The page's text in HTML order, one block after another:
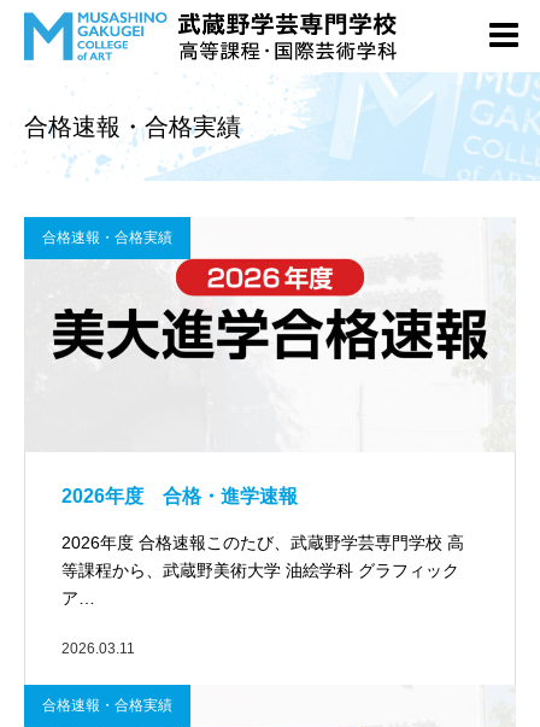
合格速報・合格実績
合格速報・合格実績
2026年度 合格・進学速報
2026年度 合格速報このたび、武蔵野学芸専門学校 高
等課程から、武蔵野美術大学 油絵学科 グラフィック
ア…
2026.03.11
合格速報・合格実績